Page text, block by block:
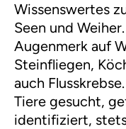
Wissenswertes
Seen und
Augenmerk auf
Steinfliegen,
auch
Tiere gesucht,
identifiziert,